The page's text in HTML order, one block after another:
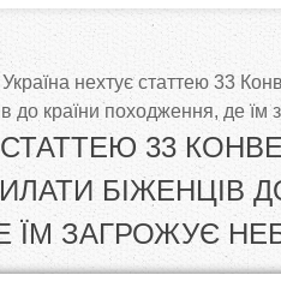
Україна нехтує статтею 33
до країни походження, де їм
33
БІЖЕНЦІВ
ЗАГРОЖУЄ